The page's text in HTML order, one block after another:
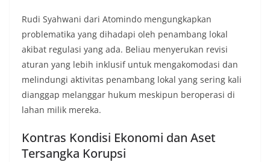
Rudi Syahwani dari Atomindo mengungkapkan
problematika yang dihadapi oleh penambang lokal
akibat regulasi yang ada. Beliau menyerukan revisi
aturan yang lebih inklusif untuk mengakomodasi dan
melindungi aktivitas penambang lokal yang sering kali
dianggap melanggar hukum meskipun beroperasi di
lahan milik mereka.
Kontras Kondisi Ekonomi dan Aset
Tersangka Korupsi